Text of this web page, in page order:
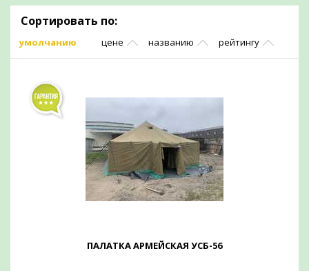
Сортировать по:
умолчанию цене названию рейтингу
ПАЛАТКА АРМЕЙСКАЯ УСБ-56